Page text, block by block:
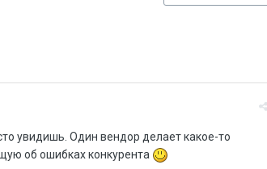
увидишь. Один вендор делает какое-то
об ошибках конкурента